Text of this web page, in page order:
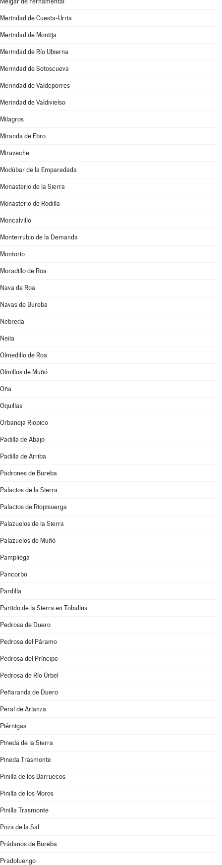
Merindad de Cuesta-Urria
Merindad de Montija
Merindad de Río Ubierna
Merindad de Sotoscueva
Merindad de Valdeporres
Merindad de Valdivielso
Milagros
Miranda de Ebro
Miraveche
Modúbar de la Emparedada
Monasterio de la Sierra
Monasterio de Rodilla
Moncalvillo
Monterrubio de la Demanda
Montorio
Moradillo de Roa
Nava de Roa
Navas de Bureba
Nebreda
Neila
Olmedillo de Roa
Olmillos de Muñó
Oña
Oquillas
Orbaneja Riopico
Padilla de Abajo
Padilla de Arriba
Padrones de Bureba
Palacios de la Sierra
Palacios de Riopisuerga
Palazuelos de la Sierra
Palazuelos de Muñó
Pampliega
Pancorbo
Pardilla
Partido de la Sierra en Tobalina
Pedrosa de Duero
Pedrosa del Páramo
Pedrosa del Príncipe
Pedrosa de Río Úrbel
Peñaranda de Duero
Peral de Arlanza
Piérnigas
Pineda de la Sierra
Pineda Trasmonte
Pinilla de los Barruecos
Pinilla de los Moros
Pinilla Trasmonte
Poza de la Sal
Prádanos de Bureba
Pradoluengo